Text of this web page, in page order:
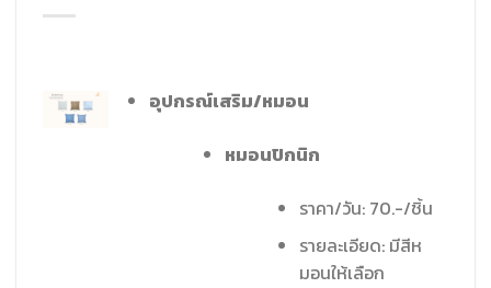
อุปกรณ์เสริม/หมอน
หมอนปิกนิก
ราคา/วัน: 70.-/ชิ้น
รายละเอียด: มีสีห
มอนให้เลือก